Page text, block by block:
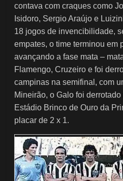
contava com craques como
Isidoro, Sergio Araújo e
18 jogos de invencibilidade,
empates, o time terminou em
avançando a fase mata –
Flamengo, Cruzeiro e foi
campinas na semifinal, com
Mineirão, o Galo foi
Estádio Brinco de Ouro da
placar de 2 x 1.